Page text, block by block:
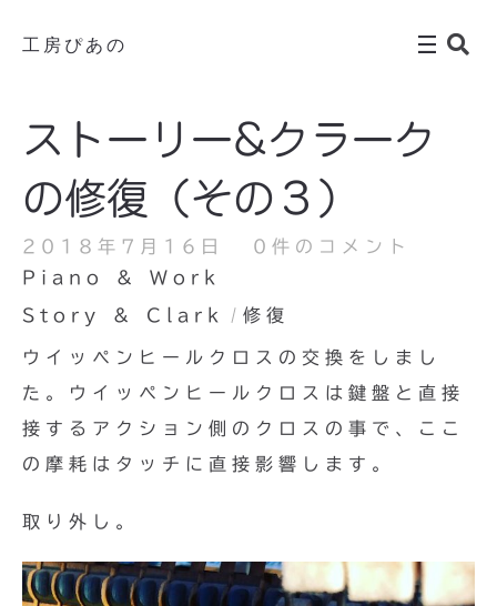
工房ぴあの
ストーリー&クラーク
の修復（その３）
2018年7月16日
0件のコメント
Piano & Work
Story & Clark 修復
ウイッペンヒールクロスの交換をしまし
た。ウイッペンヒールクロスは鍵盤と直接
接するアクション側のクロスの事で、ここ
の摩耗はタッチに直接影響します。
取り外し。